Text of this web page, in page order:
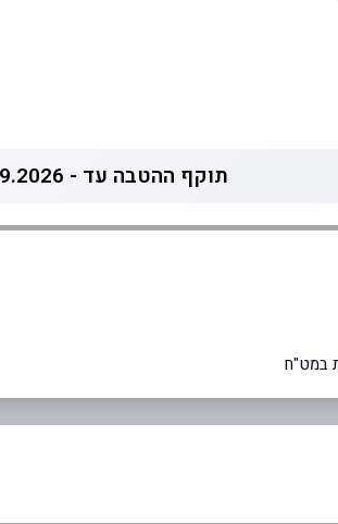
תוקף ההטבה עד - 06.09.2026
במט"ח